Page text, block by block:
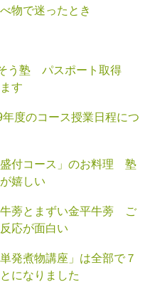
物で迷ったとき
う塾 パスポート取得
す
年度のコース授業日程につ
盛付コース」のお料理 塾
嬉しい
蒡とまずい金平牛蒡 ご
応が面白い
発煮物講座」は全部で７
になりました